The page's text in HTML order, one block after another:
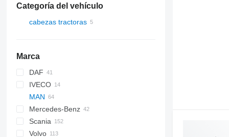
Categoría del vehículo
cabezas tractoras
Marca
DAF
CF
XF
IVECO
EuroCargo
Stralis
Trakker
MAN
TGA
TGA 18
TGA 26
TGL
TGL 12.220
TGM
Mercedes-Benz
A-Class
Actros
Kerax
Magnum
Scania
G-series
Volvo